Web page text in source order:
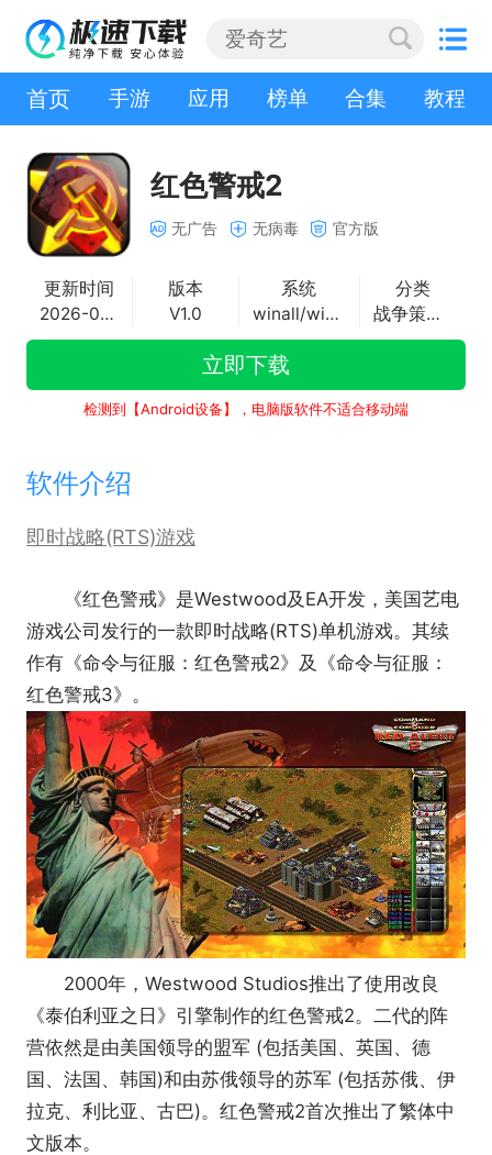
首页 手游 应用 榜单 合集 教程
红色警戒2
无广告 无病毒 官方版
更新时间
2026-08-04
版本
V1.0
系统
winall/win7/win10/win11
分类
战争策略游戏
立即下载
检测到【Android设备】，电脑版软件不适合移动端
软件介绍
即时战略(RTS)游戏
《红色警戒》是Westwood及EA开发，美国艺电
游戏公司发行的一款即时战略(RTS)单机游戏。其续
作有《命令与征服：红色警戒2》及《命令与征服：
红色警戒3》。
2000年，Westwood Studios推出了使用改良
《泰伯利亚之日》引擎制作的红色警戒2。二代的阵
营依然是由美国领导的盟军 (包括美国、英国、德
国、法国、韩国)和由苏俄领导的苏军 (包括苏俄、伊
拉克、利比亚、古巴)。红色警戒2首次推出了繁体中
文版本。